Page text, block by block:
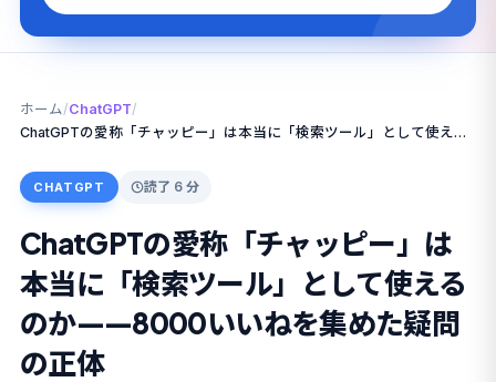
ホーム /ChatGPT/
ChatGPTの愛称「チャッピー」は本当に「検索ツール」として使えるのか——8000いいねを集めた疑問の正体
CHATGPT 読了 6 分
ChatGPTの愛称「チャッピー」は
本当に「検索ツール」として使える
のか——8000いいねを集めた疑問
の正体